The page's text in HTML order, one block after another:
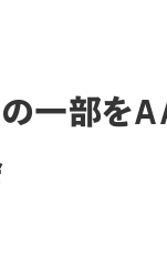
の一部を